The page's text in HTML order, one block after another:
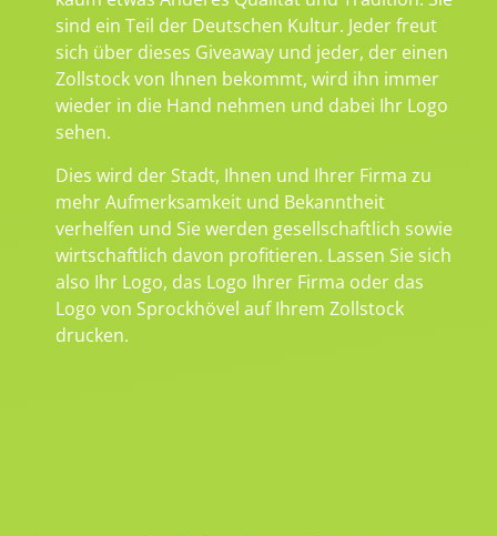
sind ein Teil der Deutschen Kultur. Jeder freut
sich über dieses Giveaway und jeder, der einen
Zollstock von Ihnen bekommt, wird ihn immer
wieder in die Hand nehmen und dabei Ihr Logo
sehen.
Dies wird der Stadt, Ihnen und Ihrer Firma zu
mehr Aufmerksamkeit und Bekanntheit
verhelfen und Sie werden gesellschaftlich sowie
wirtschaftlich davon profitieren. Lassen Sie sich
also Ihr Logo, das Logo Ihrer Firma oder das
Logo von Sprockhövel auf Ihrem Zollstock
drucken.